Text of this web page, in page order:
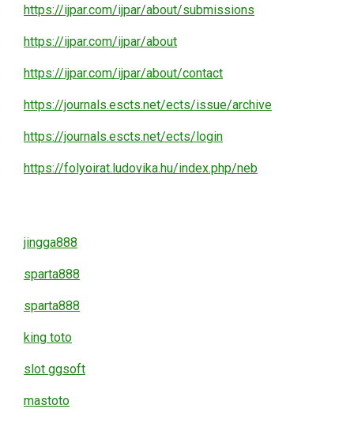
https://ijpar.com/ijpar/about/submissions
https://ijpar.com/ijpar/about
https://ijpar.com/ijpar/about/contact
https://journals.escts.net/ects/issue/archive
https://journals.escts.net/ects/login
https://folyoirat.ludovika.hu/index.php/neb
jingga888
sparta888
sparta888
king toto
slot ggsoft
mastoto